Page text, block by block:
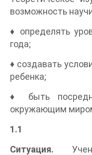
возможность
♦ определять
года;
♦ создавать
ребенка;
♦ быть
окружающим
1.1
Ситуация.